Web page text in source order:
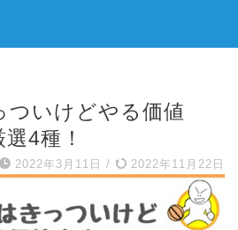
ついけどやる価値
4種！
2022年3月11日 / 2022年11月22日